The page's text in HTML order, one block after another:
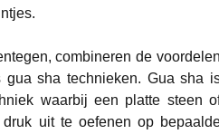
combineren de
sha technieken. Gua sha
waarbij een platte steen
uit te oefenen op